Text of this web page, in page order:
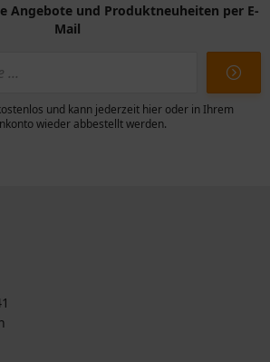
Angebote und Produktneuheiten per E-
Mail
und kann jederzeit hier oder in Ihrem
wieder abbestellt werden.